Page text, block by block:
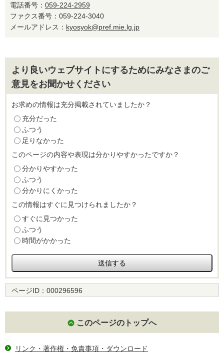
電話番号： 059-224-2959
ファクス番号：059-224-3040
メールアドレス： kyosyok@pref.mie.lg.jp
より良いウェブサイトにするためにみなさまのご
意見をお聞かせください
お求めの情報は充分掲載されていましたか？
充分だった
ふつう
足りなかった
このページの内容や表現は分かりやすかったですか？
分かりやすかった
ふつう
分かりにくかった
この情報はすぐに見つけられましたか？
すぐに見つかった
ふつう
時間がかかった
ページID： 000296596
このページのトップへ
リンク・著作権・免責事項・ダウンロード